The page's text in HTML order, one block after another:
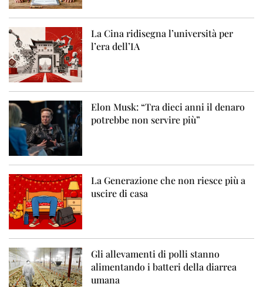
La Cina ridisegna l’università per
l’era dell’IA
Elon Musk: “Tra dieci anni il denaro
potrebbe non servire più”
La Generazione che non riesce più a
uscire di casa
Gli allevamenti di polli stanno
alimentando i batteri della diarrea
umana